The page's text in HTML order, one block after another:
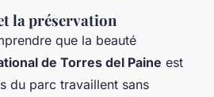
la préservation
que la beauté
de Torres del Paine est
du parc travaillent sans